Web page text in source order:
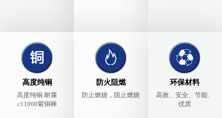
高度纯铜
高度纯铜 耐腐
c11000紫铜棒
防火阻燃
防止燃烧，阻止燃烧
环保材料
高效、安全、节能、
优质